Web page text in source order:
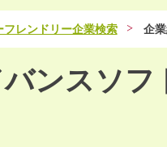
フレンドリー企業検索 企
ンスソフ